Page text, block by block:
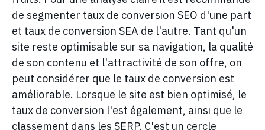
de segmenter taux de conversion SEO d'une part
et taux de conversion SEA de l'autre. Tant qu'un
site reste optimisable sur sa navigation, la qualité
de son contenu et l'attractivité de son offre, on
peut considérer que le taux de conversion est
améliorable. Lorsque le site est bien optimisé, le
taux de conversion l'est également, ainsi que le
classement dans les SERP. C'est un cercle